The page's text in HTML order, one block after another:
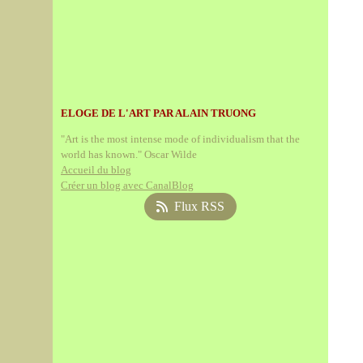
ELOGE DE L'ART PAR ALAIN TRUONG
"Art is the most intense mode of individualism that the
world has known." Oscar Wilde
Accueil du blog
Créer un blog avec CanalBlog
Flux RSS